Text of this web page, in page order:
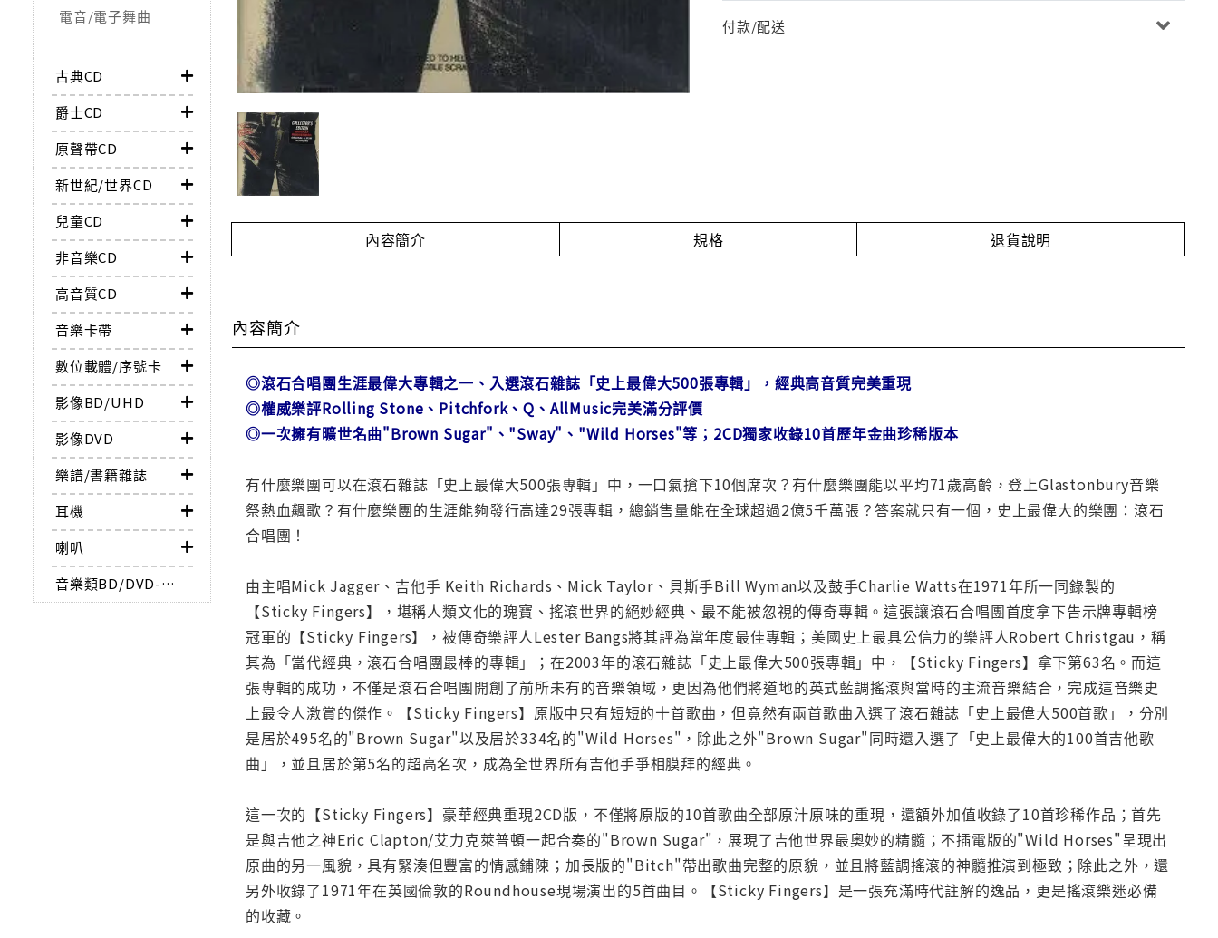
電音/電子舞曲
古典CD
爵士CD
原聲帶CD
新世紀/世界CD
兒童CD
非音樂CD
高音質CD
音樂卡帶
數位載體/序號卡
影像BD/UHD
影像DVD
樂譜/書籍雜誌
耳機
喇叭
音樂類BD/DVD-AUDIO
付款/配送
內容簡介 規格 退貨說明
內容簡介
◎滾石合唱團生涯最偉大專輯之一、入選滾石雜誌「史上最偉大500張專輯」，經典高音質完美重現
◎權威樂評Rolling Stone、Pitchfork、Q、AllMusic完美滿分評價
◎一次擁有曠世名曲"Brown Sugar"、"Sway"、"Wild Horses"等；2CD獨家收錄10首歷年金曲珍稀版本
有什麼樂團可以在滾石雜誌「史上最偉大500張專輯」中，一口氣搶下10個席次？有什麼樂團能以平均71歲高齡，登上Glastonbury音樂
祭熱血飆歌？有什麼樂團的生涯能夠發行高達29張專輯，總銷售量能在全球超過2億5千萬張？答案就只有一個，史上最偉大的樂團：滾石
合唱團！
由主唱Mick Jagger、吉他手 Keith Richards、Mick Taylor、貝斯手Bill Wyman以及鼓手Charlie Watts在1971年所一同錄製的
【Sticky Fingers】，堪稱人類文化的瑰寶、搖滾世界的絕妙經典、最不能被忽視的傳奇專輯。這張讓滾石合唱團首度拿下告示牌專輯榜
冠軍的【Sticky Fingers】，被傳奇樂評人Lester Bangs將其評為當年度最佳專輯；美國史上最具公信力的樂評人Robert Christgau，稱
其為「當代經典，滾石合唱團最棒的專輯」；在2003年的滾石雜誌「史上最偉大500張專輯」中，【Sticky Fingers】拿下第63名。而這
張專輯的成功，不僅是滾石合唱團開創了前所未有的音樂領域，更因為他們將道地的英式藍調搖滾與當時的主流音樂結合，完成這音樂史
上最令人激賞的傑作。【Sticky Fingers】原版中只有短短的十首歌曲，但竟然有兩首歌曲入選了滾石雜誌「史上最偉大500首歌」，分別
是居於495名的"Brown Sugar"以及居於334名的"Wild Horses"，除此之外"Brown Sugar"同時還入選了「史上最偉大的100首吉他歌
曲」，並且居於第5名的超高名次，成為全世界所有吉他手爭相膜拜的經典。
這一次的【Sticky Fingers】豪華經典重現2CD版，不僅將原版的10首歌曲全部原汁原味的重現，還額外加值收錄了10首珍稀作品；首先
是與吉他之神Eric Clapton/艾力克萊普頓一起合奏的"Brown Sugar"，展現了吉他世界最奧妙的精髓；不插電版的"Wild Horses"呈現出
原曲的另一風貌，具有緊湊但豐富的情感鋪陳；加長版的"Bitch"帶出歌曲完整的原貌，並且將藍調搖滾的神髓推演到極致；除此之外，還
另外收錄了1971年在英國倫敦的Roundhouse現場演出的5首曲目。【Sticky Fingers】是一張充滿時代註解的逸品，更是搖滾樂迷必備
的收藏。